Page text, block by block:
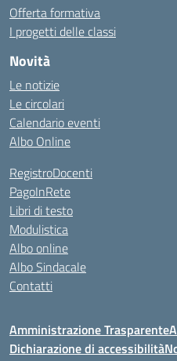
Offerta formativa
I progetti delle classi
Novità
Le notizie
Le circolari
Calendario eventi
Albo Online
RegistroDocenti
PagoInRete
Libri di testo
Modulistica
Albo online
Albo Sindacale
Contatti
Amministrazione Trasparente
Dichiarazione di accessibilità